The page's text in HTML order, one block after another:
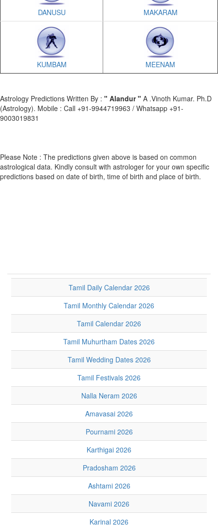
DANUSU MAKARAM
KUMBAM MEENAM
Astrology Predictions Written By : " Alandur " A .Vinoth Kumar. Ph.D
(Astrology). Mobile : Call +91-9944719963 / Whatsapp +91-
9003019831
Please Note : The predictions given above is based on common
astrological data. Kindly consult with astrologer for your own specific
predictions based on date of birth, time of birth and place of birth.
Tamil Daily Calendar 2026
Tamil Monthly Calendar 2026
Tamil Calendar 2026
Tamil Muhurtham Dates 2026
Tamil Wedding Dates 2026
Tamil Festivals 2026
Nalla Neram 2026
Amavasai 2026
Pournami 2026
Karthigai 2026
Pradosham 2026
Ashtami 2026
Navami 2026
Karinal 2026